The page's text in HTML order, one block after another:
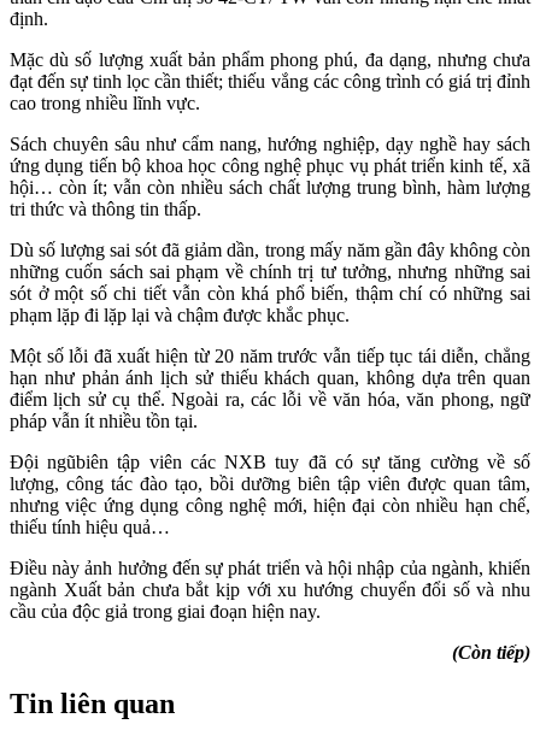
định.
Mặc dù số lượng xuất bản phẩm phong phú, đa dạng, nhưng chưa
đạt đến sự tinh lọc cần thiết; thiếu vắng các công trình có giá trị đỉnh
cao trong nhiều lĩnh vực.
Sách chuyên sâu như cẩm nang, hướng nghiệp, dạy nghề hay sách
ứng dụng tiến bộ khoa học công nghệ phục vụ phát triển kinh tế, xã
hội… còn ít; vẫn còn nhiều sách chất lượng trung bình, hàm lượng
tri thức và thông tin thấp.
Dù số lượng sai sót đã giảm dần, trong mấy năm gần đây không còn
những cuốn sách sai phạm về chính trị tư tưởng, nhưng những sai
sót ở một số chi tiết vẫn còn khá phổ biến, thậm chí có những sai
phạm lặp đi lặp lại và chậm được khắc phục.
Một số lỗi đã xuất hiện từ 20 năm trước vẫn tiếp tục tái diễn, chẳng
hạn như phản ánh lịch sử thiếu khách quan, không dựa trên quan
điểm lịch sử cụ thể. Ngoài ra, các lỗi về văn hóa, văn phong, ngữ
pháp vẫn ít nhiều tồn tại.
Đội ngũbiên tập viên các NXB tuy đã có sự tăng cường về số
lượng, công tác đào tạo, bồi dưỡng biên tập viên được quan tâm,
nhưng việc ứng dụng công nghệ mới, hiện đại còn nhiều hạn chế,
thiếu tính hiệu quả…
Điều này ảnh hưởng đến sự phát triển và hội nhập của ngành, khiến
ngành Xuất bản chưa bắt kịp với xu hướng chuyển đổi số và nhu
cầu của độc giả trong giai đoạn hiện nay.
(Còn tiếp)
Tin liên quan